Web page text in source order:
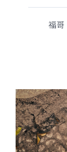
福哥